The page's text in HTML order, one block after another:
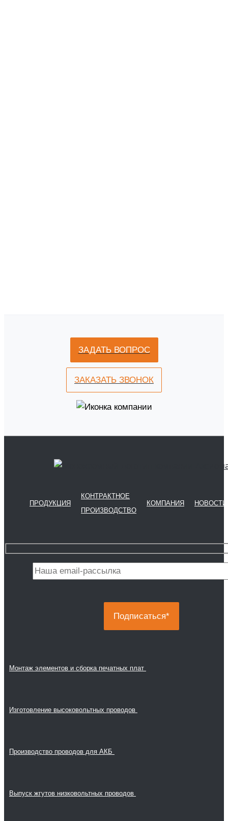
ЗАДАТЬ ВОПРОС
ЗАКАЗАТЬ ЗВОНОК
ПРОДУКЦИЯ
КОНТРАКТНОЕ
ПРОИЗВОДСТВО
КОМПАНИЯ НОВОСТИ
Монтаж элементов и сборка печатных плат
Изготовление высоковольтных проводов
Производство проводов для АКБ
Выпуск жгутов низковольтных проводов